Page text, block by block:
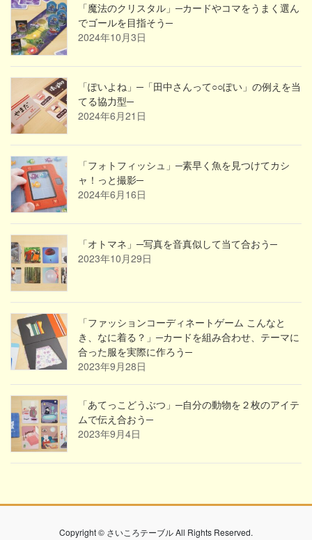
「魔法のクリスタル」─カードやコマをうまく選ん
でゴールを目指そう─
2024年10月3日
「ぽいよね」─「田中さんって○○ぽい」の例えを当
てる協力型─
2024年6月21日
「フォトフィッシュ」─素早く魚を見つけてカシ
ャ！っと撮影─
2024年6月16日
「オトマネ」─写真を音真似して当て合おう─
2023年10月29日
「ファッションコーディネートゲーム こんなと
き、なに着る？」─カードを組み合わせ、テーマに
合った服を実際に作ろう─
2023年9月28日
「あてっこどうぶつ」─自分の動物を２枚のアイテ
ムで伝え合おう─
2023年9月4日
Copyright © さいころテーブル All Rights Reserved.